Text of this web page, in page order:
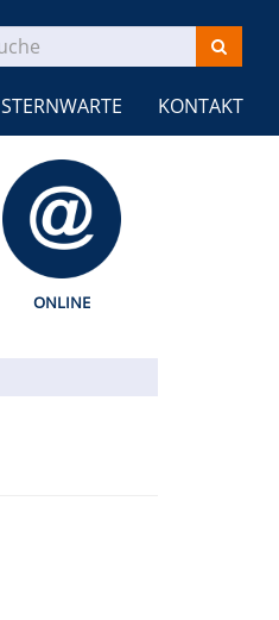
STERNWARTE KONTAKT
ONLINE